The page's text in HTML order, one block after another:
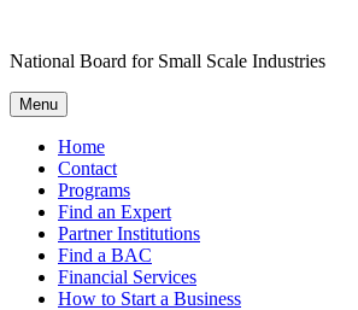
content
National Board for Small Scale Industries
Menu
Home
Contact
Programs
Find an Expert
Partner Institutions
Find a BAC
Financial Services
How to Start a Business